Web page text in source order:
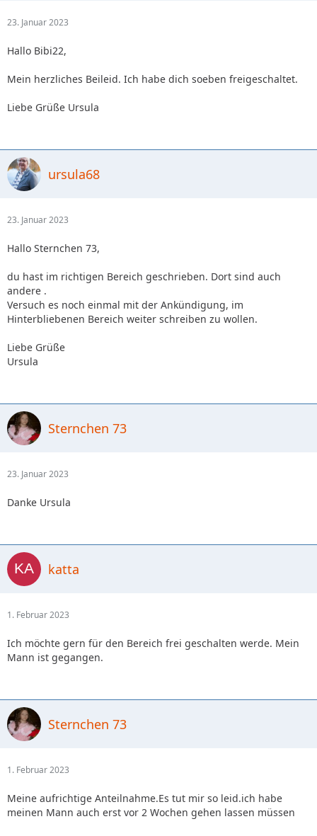
23. Januar 2023
Hallo Bibi22,
Mein herzliches Beileid. Ich habe dich soeben freigeschaltet.
Liebe Grüße Ursula
ursula68
23. Januar 2023
Hallo Sternchen 73,
du hast im richtigen Bereich geschrieben. Dort sind auch
andere .
Versuch es noch einmal mit der Ankündigung, im
Hinterbliebenen Bereich weiter schreiben zu wollen.
Liebe Grüße
Ursula
Sternchen 73
23. Januar 2023
Danke Ursula
katta
1. Februar 2023
Ich möchte gern für den Bereich frei geschalten werde. Mein
Mann ist gegangen.
Sternchen 73
1. Februar 2023
Meine aufrichtige Anteilnahme.Es tut mir so leid.ich habe
meinen Mann auch erst vor 2 Wochen gehen lassen müssen